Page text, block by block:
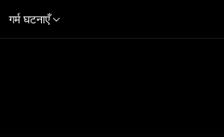
गर्म घटनाएँ